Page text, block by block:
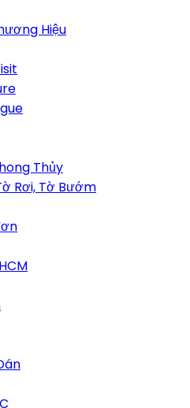
Hiệu
Thủy
Rơi, Tờ Bướm